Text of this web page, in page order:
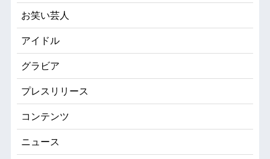
お笑い芸人
アイドル
グラビア
プレスリリース
コンテンツ
ニュース